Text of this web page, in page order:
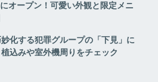
オープン！可愛い外観と限定メニ
化する犯罪グループの「下見」に
込みや室外機周りをチェック